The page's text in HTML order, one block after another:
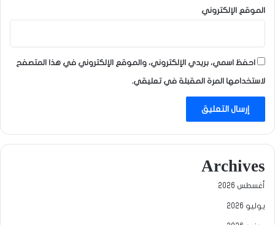
الموقع الإلكتروني
احفظ اسمي، بريدي الإلكتروني، والموقع الإلكتروني في هذا المتصفح
لاستخدامها المرة المقبلة في تعليقي.
Archives
أغسطس 2026
يوليو 2026